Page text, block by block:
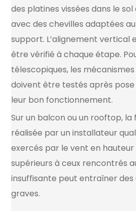
des platines vissées dans le
avec des chevilles adaptées
support. L’alignement vertical
être vérifié à chaque étape.
télescopiques, les
doivent être testés après pose
leur bon fonctionnement.
Sur un balcon ou un rooftop,
réalisée par un installateur
exercés par le vent en
supérieurs à ceux rencontrés
insuffisante peut entraîner des
graves.